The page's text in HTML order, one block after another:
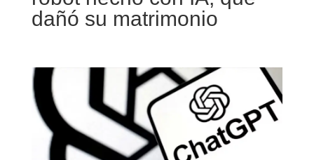
dañó su matrimonio